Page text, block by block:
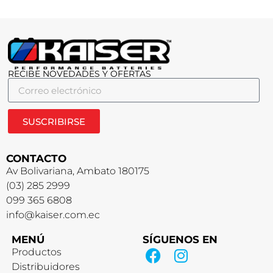
RECIBE NOVEDADES Y OFERTAS
SUSCRIBIRSE
CONTACTO
Av Bolivariana, Ambato 180175
(03) 285 2999
099 365 6808
info@kaiser.com.ec
MENÚ
Productos
Distribuidores
SÍGUENOS EN